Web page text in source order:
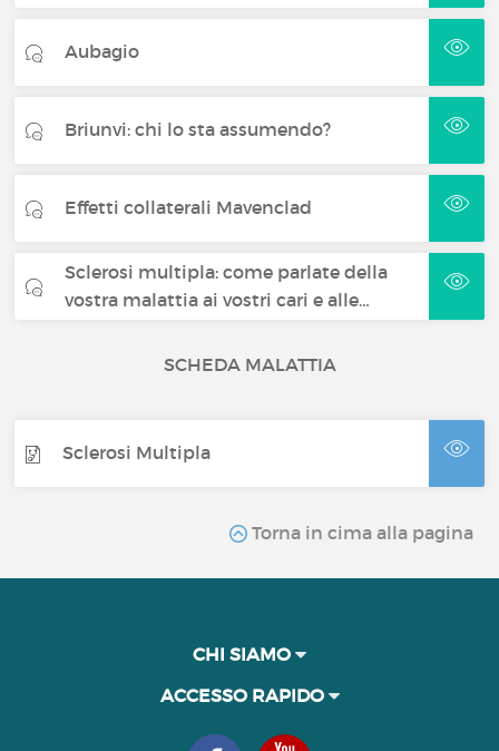
Aubagio
Briunvi: chi lo sta assumendo?
Effetti collaterali Mavenclad
Sclerosi multipla: come parlate della
vostra malattia ai vostri cari e alle…
SCHEDA MALATTIA
Sclerosi Multipla
Torna in cima alla pagina
CHI SIAMO
ACCESSO RAPIDO